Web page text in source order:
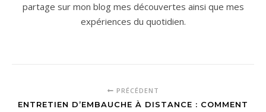
partage sur mon blog mes découvertes ainsi que mes
expériences du quotidien.
PRÉCÉDENT
ENTRETIEN D’EMBAUCHE À DISTANCE : COMMENT